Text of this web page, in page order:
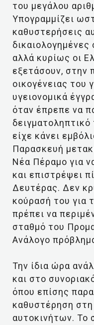
του μεγάλου
Υπογραμμίζει
καθυστερήσεις
δικαιολογημένες
αλλά κυρίως οι
εξετάσουν, στην
οικογένειας του
υγειονομικά
όταν έπρεπε να
είχε κάνει
Παρασκευή
Νέα Πέραμο για
και επιστρέψει
Δευτέρας. Δεν
κούρασή του για
πρέπει να
σταθμό του
Ανάλογο
Την ίδια ώρα
και στο
όπου επίσης
καθυστέρηση
αυτοκινήτων. Το